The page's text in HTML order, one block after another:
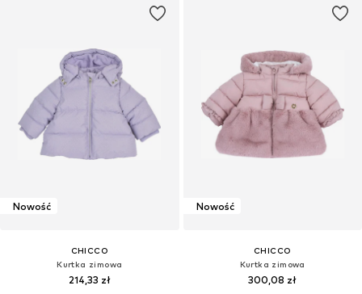
Nowość
CHICCO
Kurtka zimowa
214,33 zł
Nowość
CHICCO
Kurtka zimowa
300,08 zł